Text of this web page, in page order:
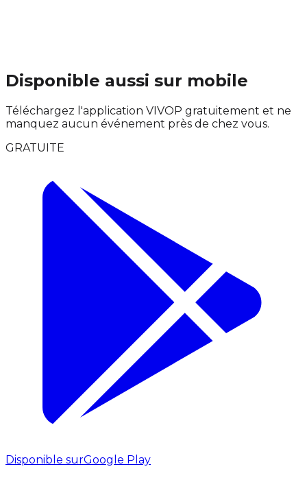
Disponible aussi sur mobile
Téléchargez l'application VIVOP gratuitement et ne
manquez aucun événement près de chez vous.
GRATUITE
Disponible surGoogle Play